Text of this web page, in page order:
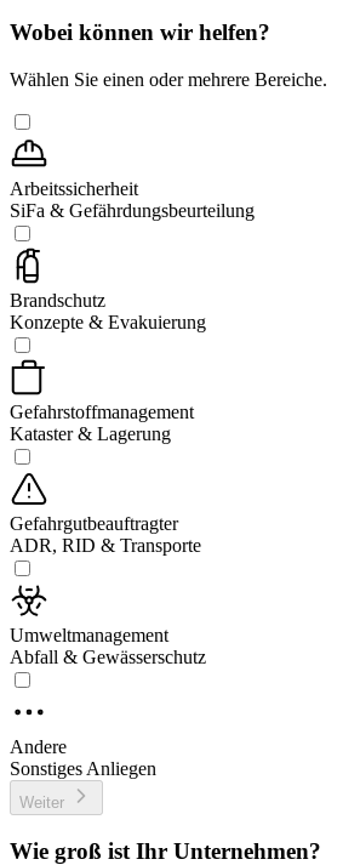
Wobei können wir helfen?
Wählen Sie einen oder mehrere Bereiche.
Arbeitssicherheit
SiFa & Gefährdungsbeurteilung
Brandschutz
Konzepte & Evakuierung
Gefahrstoffmanagement
Kataster & Lagerung
Gefahrgutbeauftragter
ADR, RID & Transporte
Umweltmanagement
Abfall & Gewässerschutz
Andere
Sonstiges Anliegen
Weiter
Wie groß ist Ihr Unternehmen?